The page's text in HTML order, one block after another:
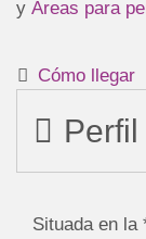
y Áreas para
Cómo llegar
Perfil
Situada en la